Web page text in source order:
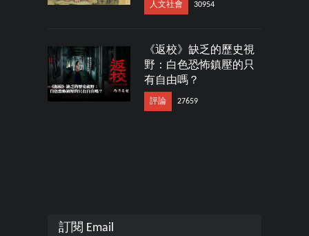
人文社會 30954
《返校》缺乏的歷史視
野：白色恐怖鎮壓的只
有自由嗎？
評論 27659
訂閱 Email